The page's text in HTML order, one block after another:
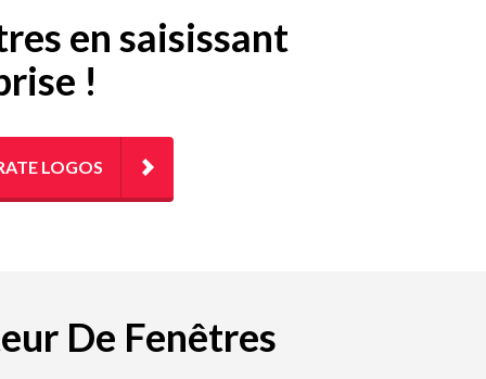
en saisissant
!
LOGOS
De Fenêtres